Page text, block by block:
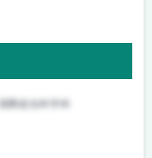
際総合科学科